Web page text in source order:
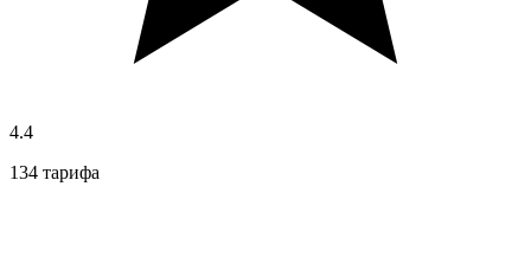
4.4
134 тарифа